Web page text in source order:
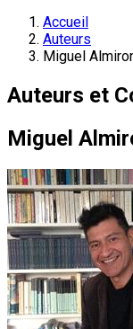
Accueil
Auteurs
Miguel
Auteurs et
Miguel